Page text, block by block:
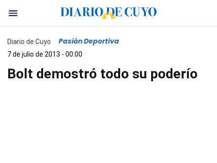
Diario de Cuyo Pasión Deportiva
7 de julio de 2013 - 00:00
Bolt demostró todo su poderío